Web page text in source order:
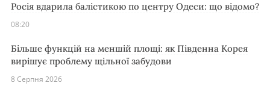
Росія вдарила балістикою по центру Одеси: що відомо?
08:20
Більше функцій на меншій площі: як Південна Корея
вирішує проблему щільної забудови
8 Серпня 2026